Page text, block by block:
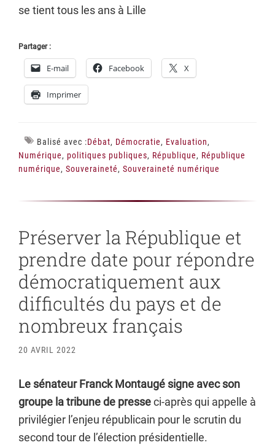
se tient tous les ans à Lille
Partager :
E-mail Facebook X
Imprimer
Balisé avec :Débat, Démocratie, Evaluation,
Numérique, politiques publiques, République, République
numérique, Souveraineté, Souveraineté numérique
Préserver la République et
prendre date pour répondre
démocratiquement aux
difficultés du pays et de
nombreux français
20 AVRIL 2022
Le sénateur Franck Montaugé signe avec son
groupe la tribune de presseci-après qui appelle à
privilégier l’enjeu républicain pour le scrutin du
second tour de l’élection présidentielle.